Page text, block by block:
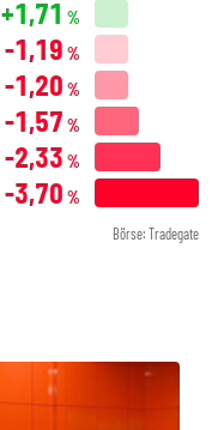
+1,71 %
-1,19 %
-1,20 %
-1,57 %
-2,33 %
-3,70 %
Börse: Tradegate